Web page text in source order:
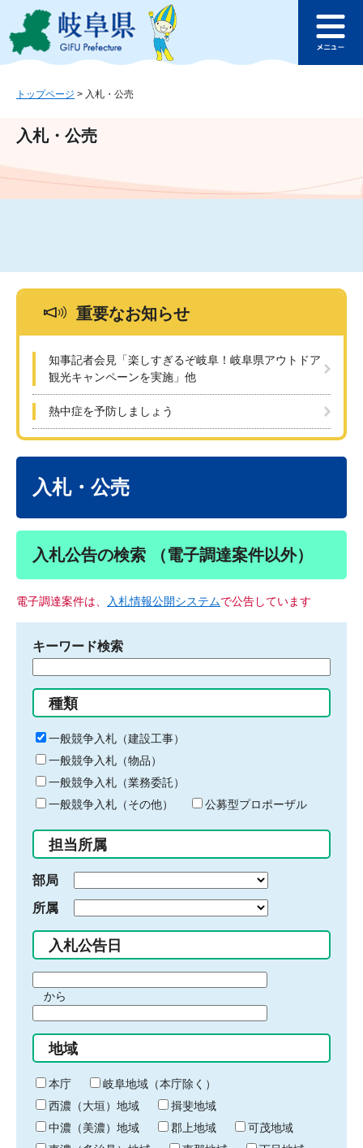
ジ
ュ
文
このページの本文へ
ュ
トップページ > 入札・公売
入札・公売
重要なお知らせ
知事記者会見「楽しすぎるぞ岐阜！岐阜県アウトドア
観光キャンペーンを実施」他
熱中症を予防しましょう
入札・公売
入札公告の検索 （電子調達案件以外）
電子調達案件は、 入札情報公開システムで公告しています
キーワード検索
る
キ
ー
ワ
ー
ド
入
力
種類
一般競争入札（建設工事）
一般競争入札（物品）
一般競争入札（業務委託）
一般競争入札（その他）
公募型プロポーザル
担当所属
部局
所属
入札公告日
間
始
り
から
間
終
わ
り
地域
本庁
岐阜地域（本庁除く）
西濃（大垣）地域
揖斐地域
中濃（美濃）地域
郡上地域
可茂地域